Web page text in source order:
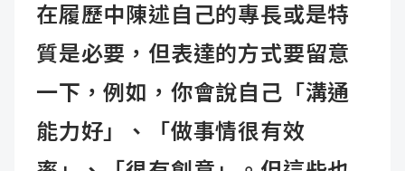
在履歷中陳述自己的專長或是特
質是必要，但表達的方式要留意
一下，例如，你會說自己「溝通
能力好」、「做事情很有效